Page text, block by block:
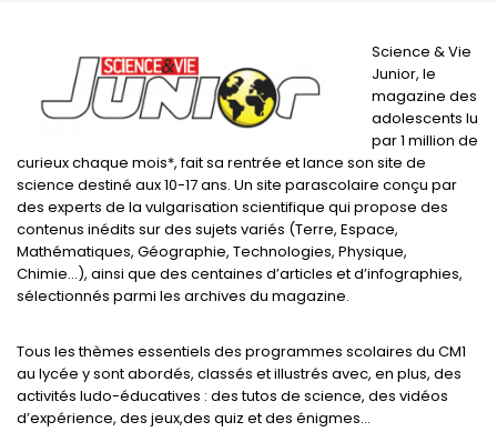
Science & Vie
Junior, le
magazine des
adolescents lu
par 1 million de
curieux chaque mois*, fait sa rentrée et lance son site de
science destiné aux 10-17 ans. Un site parascolaire conçu par
des experts de la vulgarisation scientifique qui propose des
contenus inédits sur des sujets variés (Terre, Espace,
Mathématiques, Géographie, Technologies, Physique,
Chimie…), ainsi que des centaines d’articles et d’infographies,
sélectionnés parmi les archives du magazine.
Tous les thèmes essentiels des programmes scolaires du CM1
au lycée y sont abordés, classés et illustrés avec, en plus, des
activités ludo-éducatives : des tutos de science, des vidéos
d’expérience, des jeux,des quiz et des énigmes…